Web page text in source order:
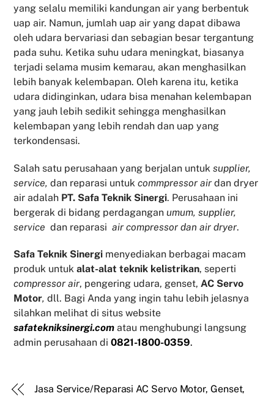
yang selalu memiliki kandungan air yang berbentuk
uap air. Namun, jumlah uap air yang dapat dibawa
oleh udara bervariasi dan sebagian besar tergantung
pada suhu. Ketika suhu udara meningkat, biasanya
terjadi selama musim kemarau, akan menghasilkan
lebih banyak kelembapan. Oleh karena itu, ketika
udara didinginkan, udara bisa menahan kelembapan
yang jauh lebih sedikit sehingga menghasilkan
kelembapan yang lebih rendah dan uap yang
terkondensasi.
Salah satu perusahaan yang berjalan untuksupplier,
service, dan reparasi untukcommpressor air dan dryer
air adalah PT. Safa Teknik Sinergi. Perusahaan ini
bergerak di bidang perdaganganumum, supplier,
service dan reparasiair compressor dan air dryer.
Safa Teknik Sinergi menyediakan berbagai macam
produk untukalat-alat teknik kelistrikan, seperti
compressor air, pengering udara, genset,AC Servo
Motor, dll. Bagi Anda yang ingin tahu lebih jelasnya
silahkan melihat di situs website
safatekniksinergi.com atau menghubungi langsung
admin perusahaan di0821-1800-0359.
Jasa Service/Reparasi AC Servo Motor, Genset,